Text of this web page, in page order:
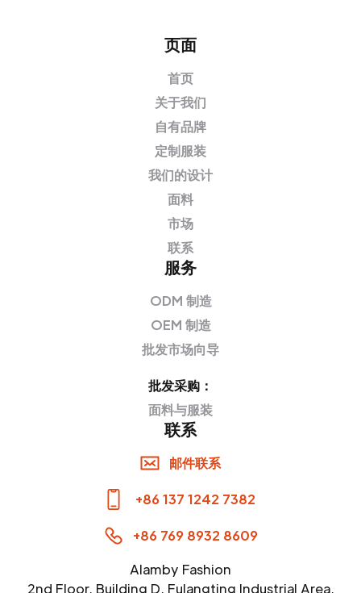
页面
首页
关于我们
自有品牌
定制服装
我们的设计
面料
市场
联系
服务
ODM 制造
OEM 制造
批发市场向导
批发采购：
面料与服装
联系
邮件联系
+86 137 1242 7382
+86 769 8932 8609
Alamby Fashion
2nd Floor, Building D, Fulangting Industrial Area,